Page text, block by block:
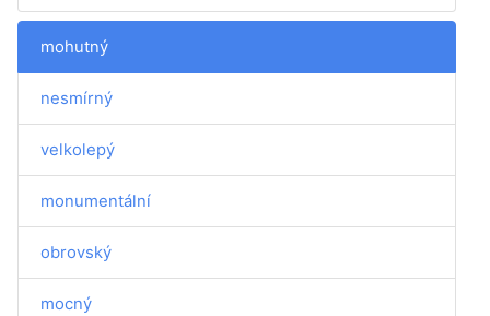
mohutný
nesmírný
velkolepý
monumentální
obrovský
mocný